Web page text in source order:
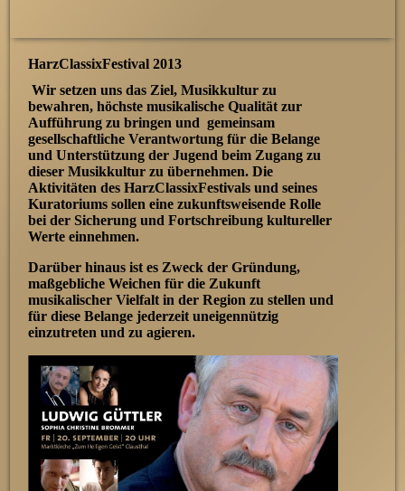
HarzClassixFestival 2013
Wir setzen uns das Ziel, Musikkultur zu
bewahren, höchste musikalische Qualität zur
Aufführung zu bringen und gemeinsam
gesellschaftliche Verantwortung für die Belange
und Unterstützung der Jugend beim Zugang zu
dieser Musikkultur zu übernehmen. Die
Aktivitäten des HarzClassixFestivals und seines
Kuratoriums sollen eine zukunftsweisende Rolle
bei der Sicherung und Fortschreibung kultureller
Werte einnehmen.
Darüber hinaus ist es Zweck der Gründung,
maßgebliche Weichen für die Zukunft
musikalischer Vielfalt in der Region zu stellen und
für diese Belange jederzeit uneigennützig
einzutreten und zu agieren.